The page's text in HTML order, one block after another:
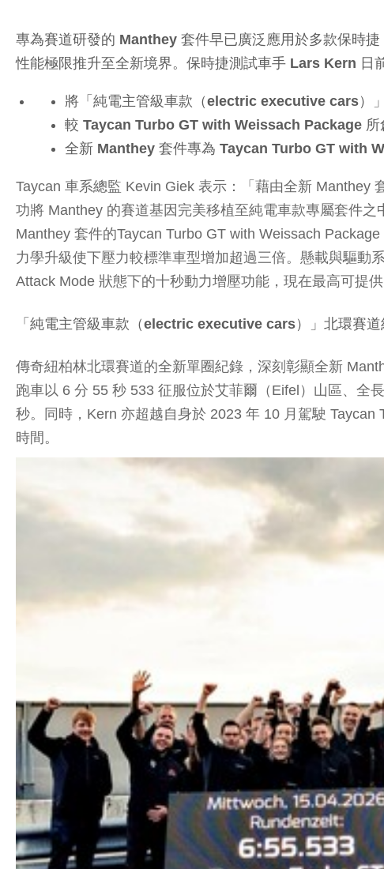
專為賽道研發的 Manthey 套件早已廣泛應用於多款保時
性能極限推升至全新境界。保時捷測試車手 Lars Kern 日
將「純電主管級車款（electric executive cars）
較 Taycan Turbo GT with Weissach Package 所
全新 Manthey 套件專為 Taycan Turbo GT with
Taycan 車系總監 Kevin Giek 表示：「藉由全新 Manthey
功將 Manthey 的賽道基因完美移植至純電車款專屬套件
Manthey 套件的Taycan Turbo GT with Weissach
力學升級使下壓力較標準車型增加超過三倍。懸載與驅動
Attack Mode 狀態下的十秒動力增壓功能，現在最高可提
「純電主管級車款（electric executive cars）」北環賽
傳奇紐柏林北環賽道的全新單圈紀錄，深刻彰顯全新
跑車以 6 分 55 秒 533 征服位於艾菲爾（Eifel）山區、全
秒。同時，Kern 亦超越自身於 2023 年 10 月駕駛
時間。